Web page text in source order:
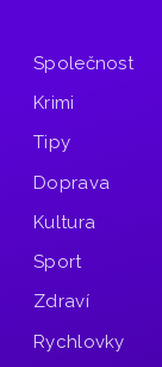
Společnost
Krimi
Tipy
Doprava
Kultura
Sport
Zdraví
Rychlovky